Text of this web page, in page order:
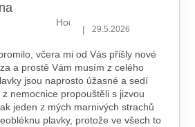
Hodnocení obchodu je 5 z 5
| 29.5.2026
včera mi od Vás přišly nové
a prostě Vám musím z celého
jsou naprosto úžasné a sedí
nemocnice propouštěli s jizvou
jeden z mých marnivých strachů
plavky, protože ve všech to